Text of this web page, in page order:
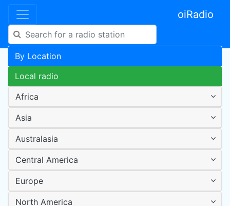
oiRadio
By Location
Local radio
Africa
Asia
Australasia
Central America
Europe
North America